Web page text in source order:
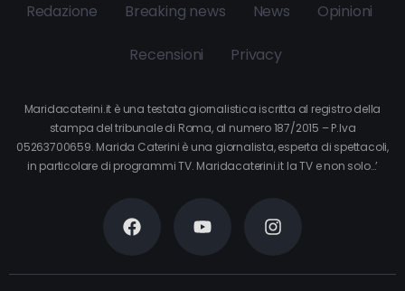
Redazione Breaking news News Opinioni
Recensioni Privacy
Maridacaterini.it è una testata giornalistica iscritta al registro della
stampa del tribunale di Roma, al numero 187/2015 – P.Iva
05263700659. Marida Caterini è una giornalista, esperta di spettacoli,
in particolare di programmi TV. Maridacaterini.it la TV e non solo…’